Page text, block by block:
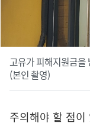
고유가 피해지원금을
(본인 촬영)
주의해야 할 점이